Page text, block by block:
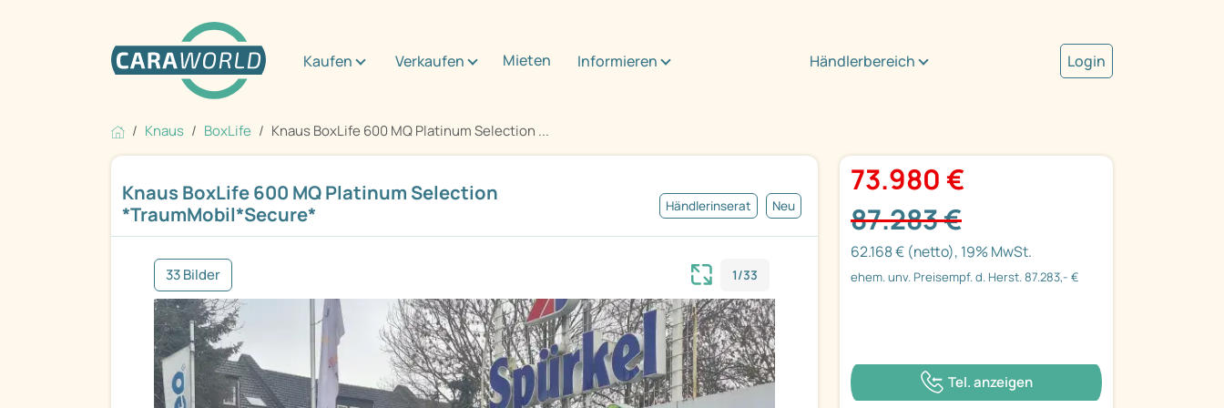
Kaufen Verkaufen Mieten Informieren Händlerbereich Login
Knaus BoxLife Knaus BoxLife 600 MQ Platinum Selection ...
Knaus BoxLife 600 MQ Platinum Selection
*TraumMobil*Secure*
Händlerinserat Neu
33 Bilder 1/33
73.980 €
87.283 €
62.168 € (netto), 19% MwSt.
ehem. unv. Preisempf. d. Herst. 87.283,- €
Tel. anzeigen